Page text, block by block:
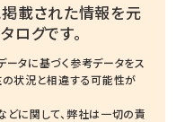
載された情報を元
ログです。
ータに基づく参考データをス
の状況と相違する可能性が
どに関して、弊社は一切の責